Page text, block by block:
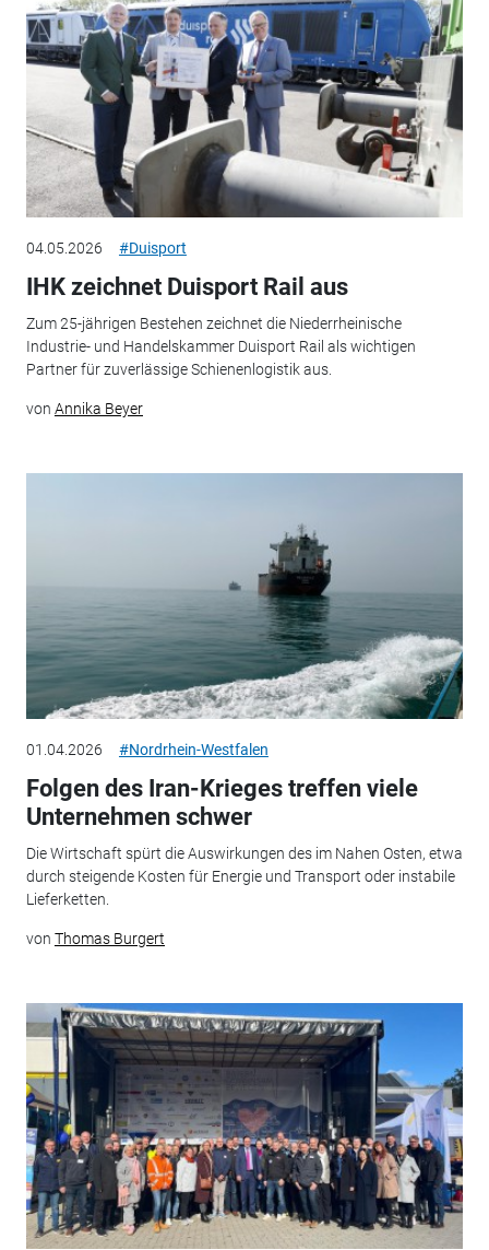
04.05.2026 #Duisport
IHK zeichnet Duisport Rail aus
Zum 25-jährigen Bestehen zeichnet die Niederrheinische
Industrie- und Handelskammer Duisport Rail als wichtigen
Partner für zuverlässige Schienenlogistik aus.
von Annika Beyer
01.04.2026 #Nordrhein-Westfalen
Folgen des Iran-Krieges treffen viele
Unternehmen schwer
Die Wirtschaft spürt die Auswirkungen des im Nahen Osten, etwa
durch steigende Kosten für Energie und Transport oder instabile
Lieferketten.
von Thomas Burgert